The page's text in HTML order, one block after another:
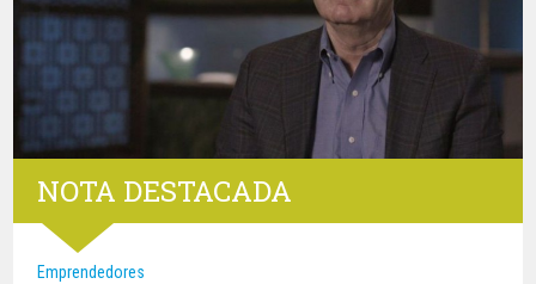
NOTA DESTACADA
Emprendedores